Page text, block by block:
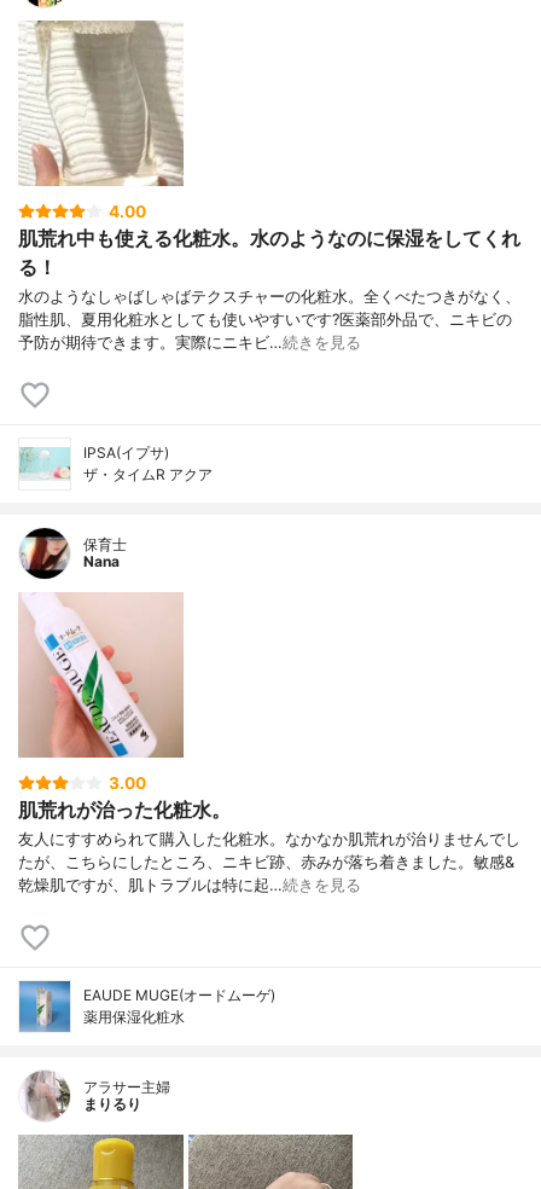
4.00
肌荒れ中も使える化粧水。水のようなのに保湿をしてくれ
る！
水のようなしゃばしゃばテクスチャーの化粧水。全くべたつきがなく、
脂性肌、夏用化粧水としても使いやすいです?医薬部外品で、ニキビの
予防が期待できます。実際にニキビ…続きを見る
IPSA(イプサ)
ザ・タイムR アクア
保育士
Nana
3.00
肌荒れが治った化粧水。
友人にすすめられて購入した化粧水。なかなか肌荒れが治りませんでし
たが、こちらにしたところ、ニキビ跡、赤みが落ち着きました。敏感&
乾燥肌ですが、肌トラブルは特に起…続きを見る
EAUDE MUGE(オードムーゲ)
薬用保湿化粧水
アラサー主婦
まりるり